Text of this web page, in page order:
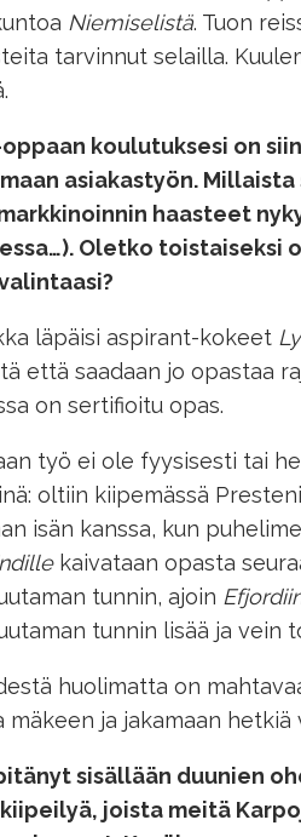
Niemiselistä. Tuon
tarvinnut selailla.
koulutuksesi on
asiakastyön.
haasteet
Oletko
läpäisi aspirant-kokeet
että saadaan jo opastaa
on sertifioitu opas.
työ ei ole fyysisesti tai
oltiin kiipemässä
isän kanssa, kun
kaivataan opasta
tunnin, ajoin
tunnin lisää ja vein
huolimatta on
mäkeen ja jakamaan hetkiä
sisällään duunien
joista meitä